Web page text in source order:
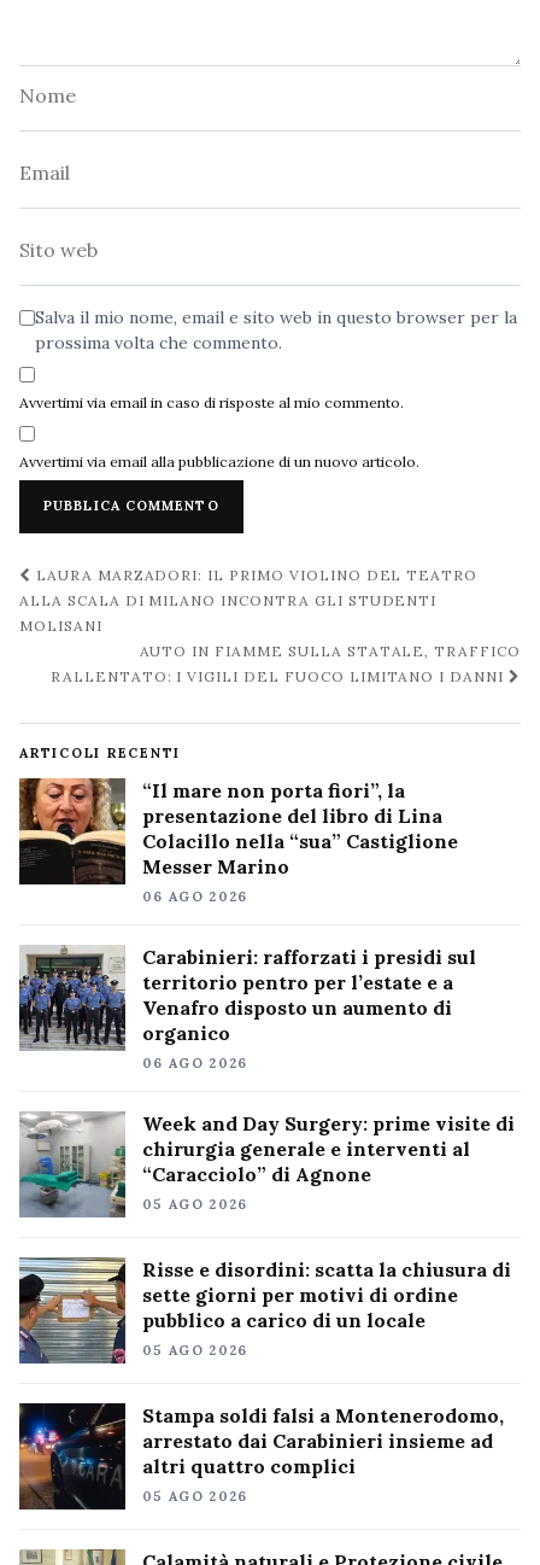
Salva il mio nome, email e sito web in questo browser per la
prossima volta che commento.
Avvertimi via email in caso di risposte al mio commento.
Avvertimi via email alla pubblicazione di un nuovo articolo.
Navigazione
post
LAURA MARZADORI: IL PRIMO VIOLINO DEL TEATRO
ALLA SCALA DI MILANO INCONTRA GLI STUDENTI
MOLISANI
AUTO IN FIAMME SULLA STATALE, TRAFFICO
RALLENTATO: I VIGILI DEL FUOCO LIMITANO I DANNI
ARTICOLI RECENTI
“Il mare non porta fiori”, la
presentazione del libro di Lina
Colacillo nella “sua” Castiglione
Messer Marino
06 AGO 2026
Carabinieri: rafforzati i presidi sul
territorio pentro per l’estate e a
Venafro disposto un aumento di
organico
06 AGO 2026
Week and Day Surgery: prime visite di
chirurgia generale e interventi al
“Caracciolo” di Agnone
05 AGO 2026
Risse e disordini: scatta la chiusura di
sette giorni per motivi di ordine
pubblico a carico di un locale
05 AGO 2026
Stampa soldi falsi a Montenerodomo,
arrestato dai Carabinieri insieme ad
altri quattro complici
05 AGO 2026